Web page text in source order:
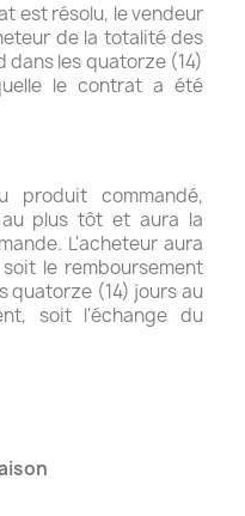
est résolu, le vendeur
de la totalité des
dans les quatorze (14)
le contrat a été
produit commandé,
plus tôt et aura la
L'acheteur aura
le remboursement
quatorze (14) jours au
soit l'échange du